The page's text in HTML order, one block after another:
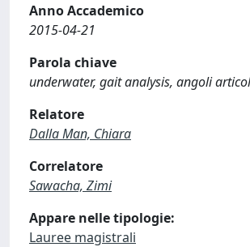
Anno Accademico
2015-04-21
Parola chiave
underwater, gait analysis, angoli
Relatore
Dalla Man, Chiara
Correlatore
Sawacha, Zimi
Appare nelle tipologie:
Lauree magistrali